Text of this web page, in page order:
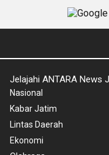
Jelajahi ANTARA News
Nasional
Kabar Jatim
Lintas Daerah
Ekonomi